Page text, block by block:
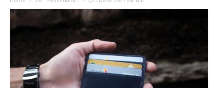
Deri
–